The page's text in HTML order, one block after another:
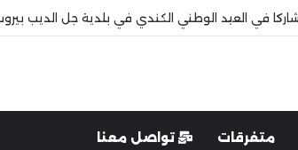
متفرقات تواصل معنا